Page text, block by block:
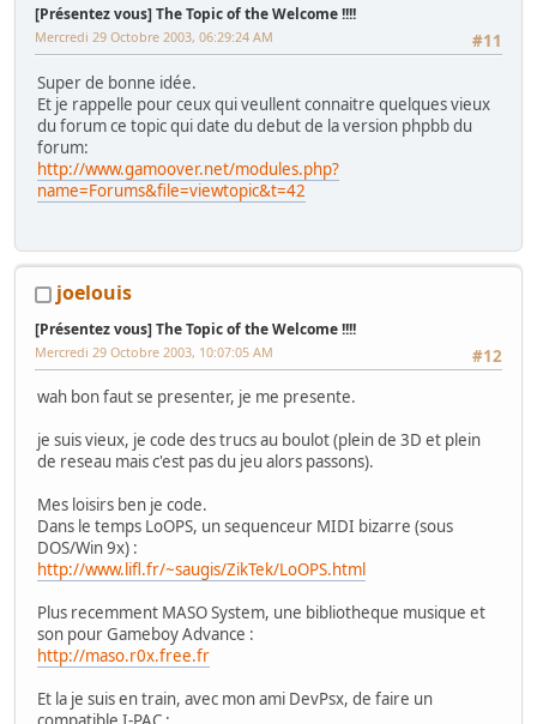
[Présentez vous] The Topic of the Welcome !!!!
#11
Mercredi 29 Octobre 2003, 06:29:24 AM
Super de bonne idée.
Et je rappelle pour ceux qui veullent connaitre quelques vieux
du forum ce topic qui date du debut de la version phpbb du
forum:
http://www.gamoover.net/modules.php?
name=Forums&file=viewtopic&t=42
joelouis
[Présentez vous] The Topic of the Welcome !!!!
#12
Mercredi 29 Octobre 2003, 10:07:05 AM
wah bon faut se presenter, je me presente.
je suis vieux, je code des trucs au boulot (plein de 3D et plein
de reseau mais c'est pas du jeu alors passons).
Mes loisirs ben je code.
Dans le temps LoOPS, un sequenceur MIDI bizarre (sous
DOS/Win 9x) :
http://www.lifl.fr/~saugis/ZikTek/LoOPS.html
Plus recemment MASO System, une bibliotheque musique et
son pour Gameboy Advance :
http://maso.r0x.free.fr
Et la je suis en train, avec mon ami DevPsx, de faire un